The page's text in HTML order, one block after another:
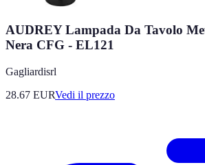
AUDREY Lampada Da Tavolo
Nera CFG - EL121
Gagliardisrl
28.67 EURVedi il prezzo